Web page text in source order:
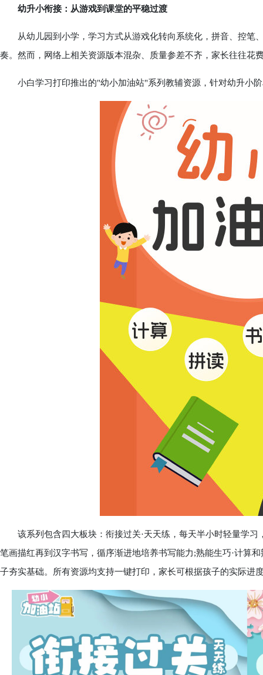
幼升小衔接：从游戏到课堂的平稳过渡
从幼儿园到小学，学习方式从游戏化转向系统化，拼音、控笔
奏。然而，网络上相关资源版本混杂、质量参差不齐，家长往往花
小白学习打印推出的"幼小加油站"系列教辅资源，针对幼升小阶
该系列包含四大板块：衔接过关·天天练，每天半小时轻量学习
笔画描红再到汉字书写，循序渐进地培养书写能力;熟能生巧·计算
子夯实基础。所有资源均支持一键打印，家长可根据孩子的实际进